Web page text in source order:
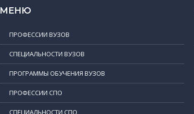
МЕНЮ
ПРОФЕССИИ ВУЗОВ
СПЕЦИАЛЬНОСТИ ВУЗОВ
ПРОГРАММЫ ОБУЧЕНИЯ ВУЗОВ
ПРОФЕССИИ СПО
СПЕЦИАЛЬНОСТИ СПО